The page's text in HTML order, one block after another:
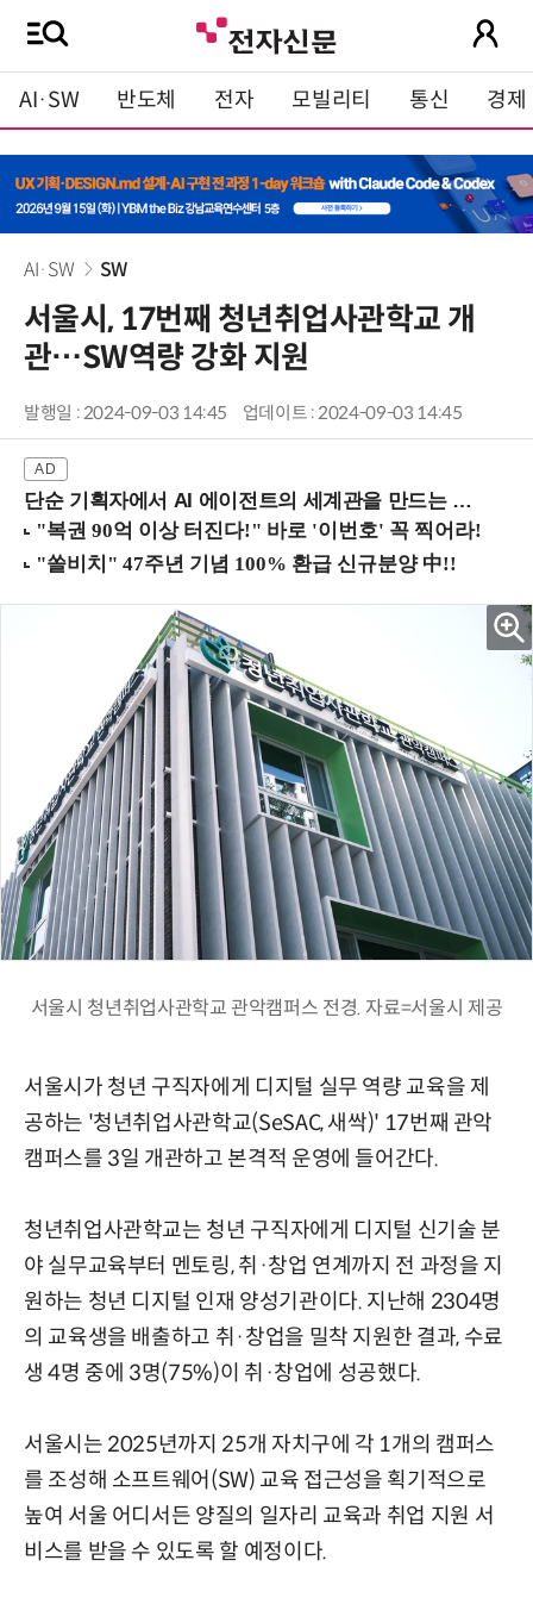
AI·SW 반도체 전자 모빌리티 통신 경제
AI·SW SW
서울시, 17번째 청년취업사관학교 개
관…SW역량 강화 지원
발행일 : 2024-09-03 14:45 업데이트 : 2024-09-03 14:45
단순 기획자에서 AI 에이전트의 세계관을 만드는 지식 설계자로.. (8/20 강남역)
서울시 청년취업사관학교 관악캠퍼스 전경. 자료=서울시 제공
서울시가 청년 구직자에게 디지털 실무 역량 교육을 제
공하는 '청년취업사관학교(SeSAC, 새싹)' 17번째 관악
캠퍼스를 3일 개관하고 본격적 운영에 들어간다.
청년취업사관학교는 청년 구직자에게 디지털 신기술 분
야 실무교육부터 멘토링, 취·창업 연계까지 전 과정을 지
원하는 청년 디지털 인재 양성기관이다. 지난해 2304명
의 교육생을 배출하고 취·창업을 밀착 지원한 결과, 수료
생 4명 중에 3명(75%)이 취·창업에 성공했다.
서울시는 2025년까지 25개 자치구에 각 1개의 캠퍼스
를 조성해 소프트웨어(SW) 교육 접근성을 획기적으로
높여 서울 어디서든 양질의 일자리 교육과 취업 지원 서
비스를 받을 수 있도록 할 예정이다.